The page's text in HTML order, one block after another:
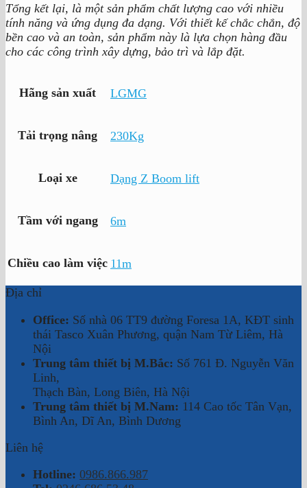
Tổng kết lại, là một sản phẩm chất lượng cao với nhiều
tính năng và ứng dụng đa dạng. Với thiết kế chắc chắn, độ
bền cao và an toàn, sản phẩm này là lựa chọn hàng đầu
cho các công trình xây dựng, bảo trì và lắp đặt.
Hãng sản xuất LGMG
Tải trọng nâng 230Kg
Loại xe Dạng Z Boom lift
Tầm với ngang 6m
Chiều cao làm việc 11m
Địa chỉ
Office: Số nhà 06 TT9 đường Foresa 1A, KĐT sinh
thái Tasco Xuân Phương, quận Nam Từ Liêm, Hà
Nội
Trung tâm thiết bị M.Bắc: Số 761 Đ. Nguyễn Văn
Linh,
Thạch Bàn, Long Biên, Hà Nội
Trung tâm thiết bị M.Nam: 114 Cao tốc Tân Vạn,
Bình An, Dĩ An, Bình Dương
Liên hệ
Hotline: 0986.866.987